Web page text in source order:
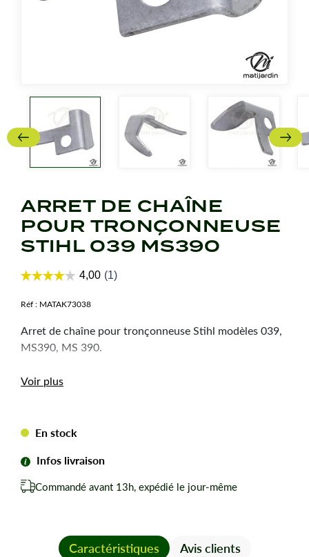
ARRET DE CHAÎNE
POUR TRONÇONNEUSE
STIHL 039 MS390
Réf : MATAK73038
Arret de chaîne pour tronçonneuse Stihl modèles 039,
MS390, MS 390.
Voir plus
En stock
Infos livraison
Commandé avant 13h, expédié le jour-même
Caractéristiques Avis clients